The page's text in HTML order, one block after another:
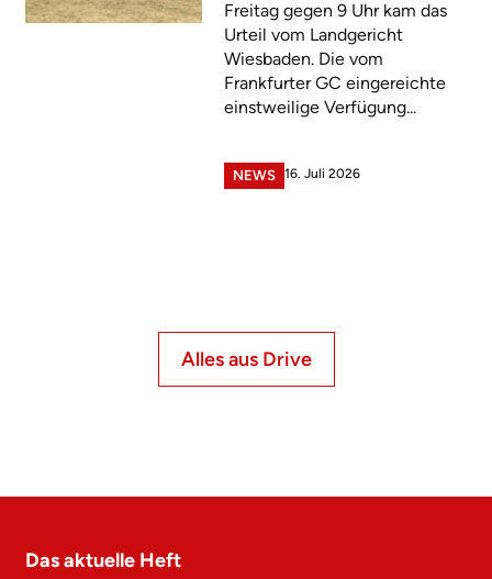
Freitag gegen 9 Uhr kam das
Urteil vom Landgericht
Wiesbaden. Die vom
Frankfurter GC eingereichte
einstweilige Verfügung...
NEWS 16. Juli 2026
Alles aus Drive
Das aktuelle Heft